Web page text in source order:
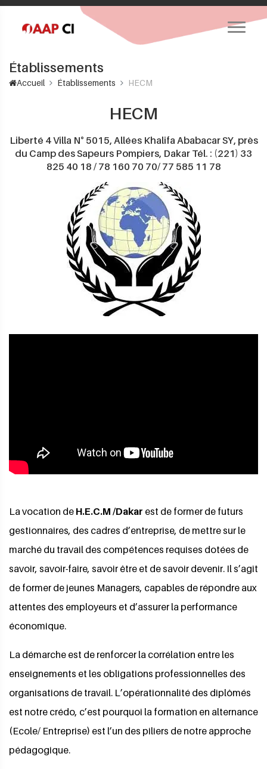
Établissements
Accueil Établissements HECM
HECM
Liberté 4 Villa N° 5015, Allées Khalifa Ababacar SY, près
du Camp des Sapeurs Pompiers, Dakar Tél. : (221) 33
825 40 18 / 78 160 70 70/ 77 585 11 78
La vocation de H.E.C.M /Dakar est de former de futurs
gestionnaires, des cadres d’entreprise, de mettre sur le
marché du travail des compétences requises dotées de
savoir, savoir-faire, savoir être et de savoir devenir. Il s’agit
de former de jeunes Managers, capables de répondre aux
attentes des employeurs et d’assurer la performance
économique.
La démarche est de renforcer la corrélation entre les
enseignements et les obligations professionnelles des
organisations de travail. L’opérationnalité des diplômés
est notre crédo, c’est pourquoi la formation en alternance
(Ecole/ Entreprise) est l’un des piliers de notre approche
pédagogique.